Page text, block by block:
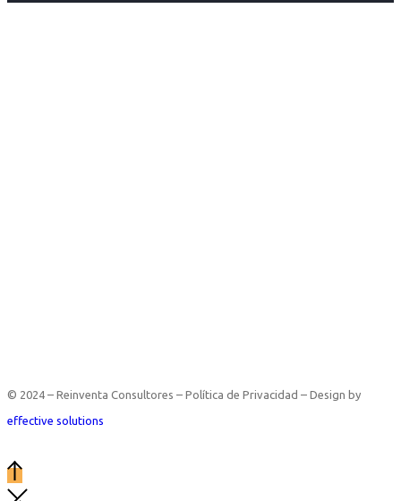
© 2024 – Reinventa Consultores – Política de Privacidad – Design by
effective solutions